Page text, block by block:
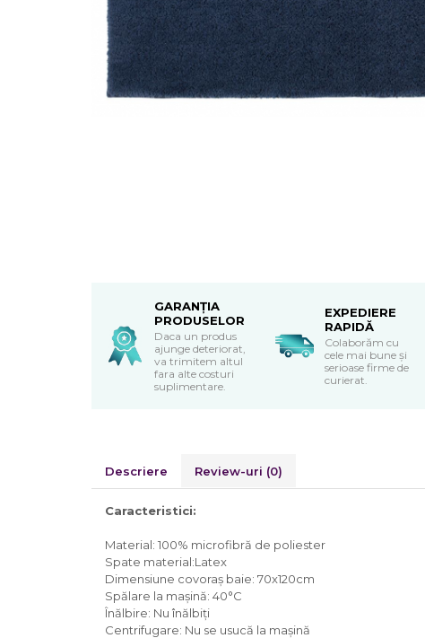
Textile Bucatarie
Prosoape si lavete
GARANȚIA
PRODUSELOR
Daca un produs
ajunge deteriorat,
va trimitem altul
fara alte costuri
suplimentare.
EXPEDIERE
RAPIDĂ
Colaborăm cu
cele mai bune și
serioase firme de
curierat.
Descriere Review-uri (0)
Caracteristici:
Material: 100% microfibră de poliester
Spate material:Latex
Dimensiune covoraș baie: 70x120cm
Spălare la mașină: 40°C
Înălbire: Nu înălbiţi
Centrifugare: Nu se usucă la mașină